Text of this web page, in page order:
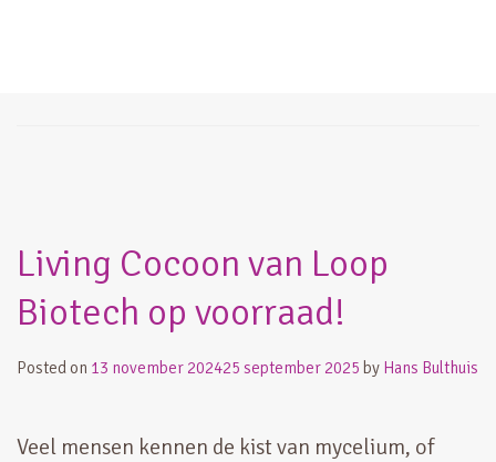
Living Cocoon van Loop
Biotech op voorraad!
Posted on 13 november 202425 september 2025 by Hans Bulthuis
Veel mensen kennen de kist van mycelium, of